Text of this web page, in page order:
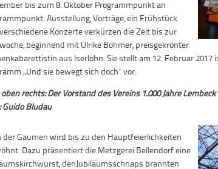
bis zum 8. Oktober Programmpunkt an
Ausstellung, Vorträge, ein Frühstück
Konzerte verkürzen die Zeit bis zur
beginnend mit Ulrike Böhmer, preisgekrönter
aus Iserlohn. Sie stellt am 12. Februar
„Und sie bewegt sich doch“ vor.
rechts: Der Vorstand des Vereins 1.000 Jahre Lembeck
Guido Bludau
der Gaumen wird bis zu den Hauptfeierlichkeiten
Dazu präsentiert die Metzgerei Bellendorf eine
denJubiläumsschnaps brannten